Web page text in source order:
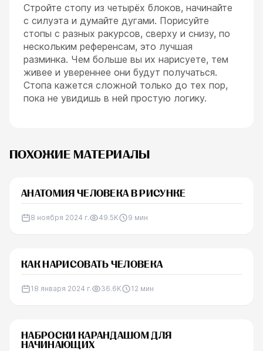
Стройте стопу из четырёх блоков, начинайте
с силуэта и думайте дугами. Порисуйте
стопы с разных ракурсов, сверху и снизу, по
нескольким референсам, это лучшая
разминка. Чем больше вы их нарисуете, тем
живее и увереннее они будут получаться.
Стопа кажется сложной только до тех пор,
пока не увидишь в ней простую логику.
ПОХОЖИЕ МАТЕРИАЛЫ
АНАТОМИЯ ЧЕЛОВЕКА В РИСУНКЕ
8 ноября 2024 г. 49.5K 9 мин
КАК НАРИСОВАТЬ ЧЕЛОВЕКА
18 января 2024 г. 36.6K 12 мин
НАБРОСКИ КАРАНДАШОМ ДЛЯ
НАЧИНАЮЩИХ